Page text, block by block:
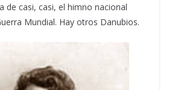
de casi, casi, el himno nacional
Mundial. Hay otros Danubios.